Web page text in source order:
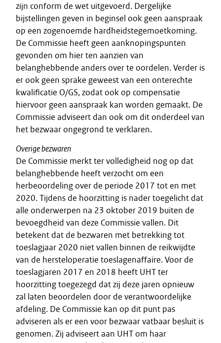
zijn conform de wet uitgevoerd. Dergelijke
bijstellingen geven in beginsel ook geen aanspraak
op een zogenoemde hardheidstegemoetkoming.
De Commissie heeft geen aanknopingspunten
gevonden om hier ten aanzien van
belanghebbende anders over te oordelen. Verder is
er ook geen sprake geweest van een onterechte
kwalificatie O/GS, zodat ook op compensatie
hiervoor geen aanspraak kan worden gemaakt. De
Commissie adviseert dan ook om dit onderdeel van
het bezwaar ongegrond te verklaren.
Overige bezwaren
De Commissie merkt ter volledigheid nog op dat
belanghebbende heeft verzocht om een
herbeoordeling over de periode 2017 tot en met
2020. Tijdens de hoorzitting is nader toegelicht dat
alle onderwerpen na 23 oktober 2019 buiten de
bevoegdheid van deze Commissie vallen. Dit
betekent dat de bezwaren met betrekking tot
toeslagjaar 2020 niet vallen binnen de reikwijdte
van de hersteloperatie toeslagenaffaire. Voor de
toeslagjaren 2017 en 2018 heeft UHT ter
hoorzitting toegezegd dat zij deze jaren opnieuw
zal laten beoordelen door de verantwoordelijke
afdeling. De Commissie kan op dit punt pas
adviseren als er een voor bezwaar vatbaar besluit is
genomen. Zij adviseert aan UHT om haar